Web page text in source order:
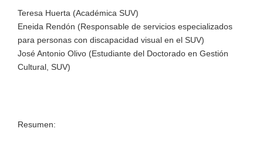
Teresa Huerta (Académica SUV)
Eneida Rendón (Responsable de servicios especializados
para personas con discapacidad visual en el SUV)
José Antonio Olivo (Estudiante del Doctorado en Gestión
Cultural, SUV)
Resumen: